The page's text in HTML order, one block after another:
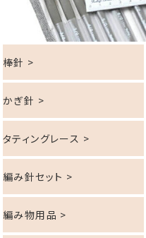
棒針 >
かぎ針 >
タティングレース >
編み針セット >
編み物用品 >